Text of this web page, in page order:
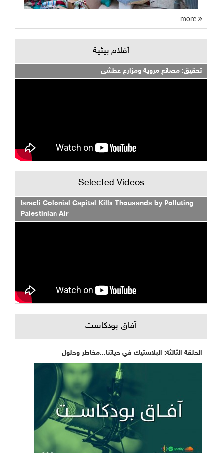
أفلام بيئية
تحقيق: مصانع مروية ومزارع عطشى
Selected Videos
Israeli Colonial Capital Kills Thousands by Polluting
Palestinian Air
آفاق بودكاست
الحلقة الثالثة: البلاستيك في حياتنا...مخاطر وحلول